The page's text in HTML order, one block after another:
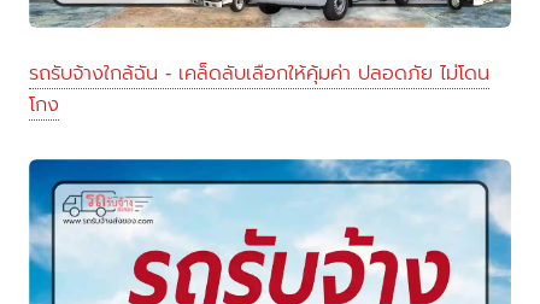
รถรับจ้างใกล้ฉัน - เคล็ดลับเลือกให้คุ้มค่า ปลอดภัย ไม่โดน
โกง